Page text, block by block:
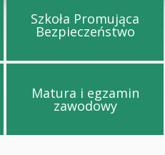
Szkolny Doradca
Przejdź na
Szkoła Promująca
Bezpieczeństwo
Erasmus+Przejdź na
Matura i egzamin
zawodowy